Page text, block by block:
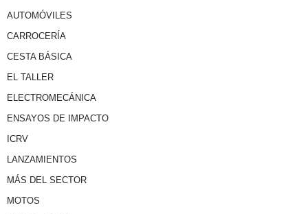
AUTOMÓVILES
CARROCERÍA
CESTA BÁSICA
EL TALLER
ELECTROMECÁNICA
ENSAYOS DE IMPACTO
ICRV
LANZAMIENTOS
MÁS DEL SECTOR
MOTOS